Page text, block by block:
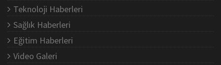
Teknoloji Haberleri
Sağlık Haberleri
Eğitim Haberleri
Video Galeri